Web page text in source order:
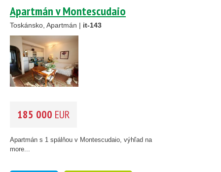
Apartmán v Montescudaio
Toskánsko, Apartmán | it-143
185 000 EUR
Apartmán s 1 spálňou v Montescudaio, výhľad na
more...